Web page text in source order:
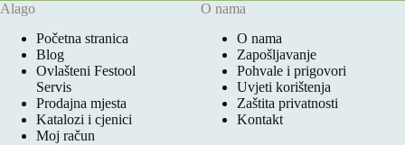
Alago
Početna stranica
Blog
Ovlašteni Festool
Servis
Prodajna mjesta
Katalozi i cjenici
Moj račun
O nama
O nama
Zapošljavanje
Pohvale i prigovori
Uvjeti korištenja
Zaštita privatnosti
Kontakt